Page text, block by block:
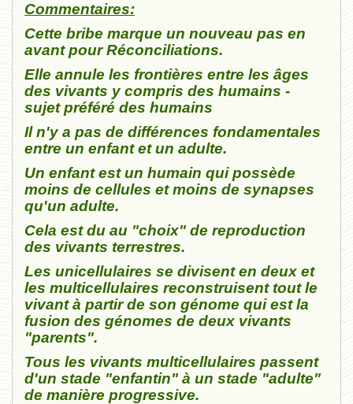
Commentaires:
Cette bribe marque un nouveau pas en
avant pour Réconciliations.
Elle annule les frontières entre les âges
des vivants y compris des humains -
sujet préféré des humains
Il n'y a pas de différences fondamentales
entre un enfant et un adulte.
Un enfant est un humain qui possède
moins de cellules et moins de synapses
qu'un adulte.
Cela est du au "choix" de reproduction
des vivants terrestres.
Les unicellulaires se divisent en deux et
les multicellulaires reconstruisent tout le
vivant à partir de son génome qui est la
fusion des génomes de deux vivants
"parents".
Tous les vivants multicellulaires passent
d'un stade "enfantin" à un stade "adulte"
de manière progressive.